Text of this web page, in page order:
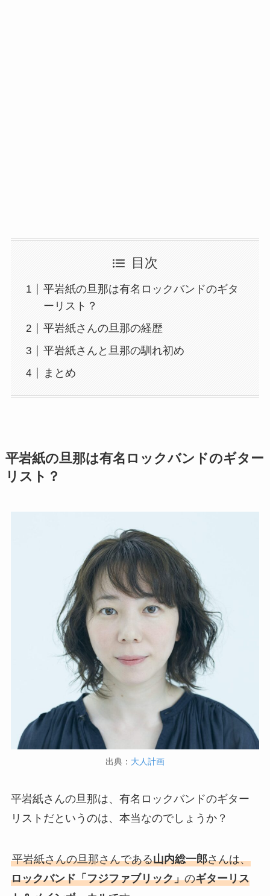
目次
平岩紙の旦那は有名ロックバンドのギタ
ーリスト？
平岩紙さんの旦那の経歴
平岩紙さんと旦那の馴れ初め
まとめ
平岩紙の旦那は有名ロックバンドのギター
リスト？
出典： 大人計画
平岩紙さんの旦那は、有名ロックバンドのギター
リストだというのは、本当なのでしょうか？
平岩紙さんの旦那さんである山内総一郎さんは、
ロックバンド「フジファブリック」のギターリス